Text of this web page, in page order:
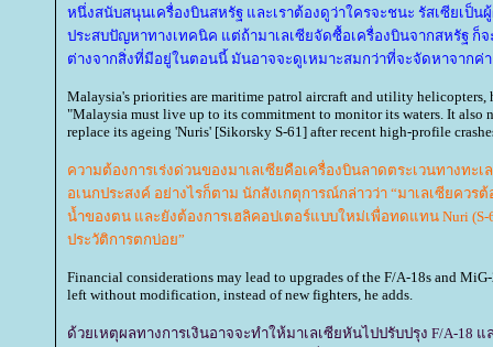
หนึ่งสนับสนุนเครื่องบินสหรัฐ และเราต้องดูว่าใครจะชนะ รัสเซียเป็น
ประสบปัญหาทางเทคนิค แต่ถ้ามาเลเซียจัดซื้อเครื่องบินจากสหรัฐ ก็
ต่างจากสิ่งที่มีอยู่ในตอนนี้ มันอาจจะดูเหมาะสมกว่าที่จะจัดหาจากค่า
Malaysia's priorities are maritime patrol aircraft and utility helicopters,
"Malaysia must live up to its commitment to monitor its waters. It also
replace its ageing 'Nuris' [Sikorsky S-61] after recent high-profile
ความต้องการเร่งด่วนของมาเลเซียคือเครื่องบินลาดตระเวนทางทะเ
อเนกประสงค์ อย่างไรก็ตาม นักสังเกตุการณ์กล่าวว่า “มาเลเซียควร
น้ำของตน และยังต้องการเฮลิคอปเตอร์แบบใหม่เพื่อทดแทน Nuri (S-
ประวัติการตกบ่อย”
Financial considerations may lead to upgrades of the F/A-18s and
left without modification, instead of new fighters, he adds.
ด้วยเหตุผลทางการเงินอาจจะทำให้มาเลเซียหันไปปรับปรุง F/A-18